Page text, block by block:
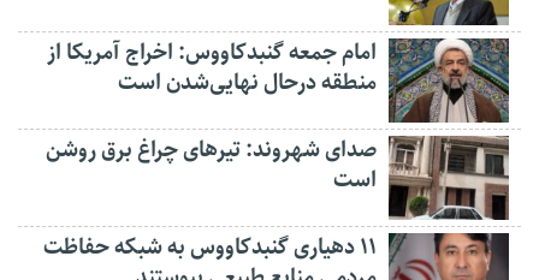
امام جمعه گنبدکاووس: اخراج آمریکا از
منطقه درحال نهایی‌شدن است
صدای شهروند: تیرهای چراغ برق روشن
است
۱۱ دهیاری گنبدکاووس به شبکه حفاظت